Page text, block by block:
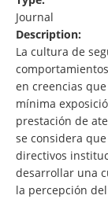
Journal
Description:
La cultura de
en creencias
mínima
prestación de
se considera
directivos
desarrollar una
la percepción